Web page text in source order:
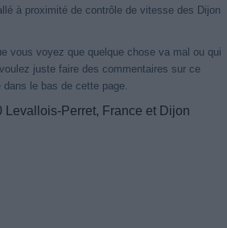
à proximité de contrôle de vitesse des Dijon
vous voyez que quelque chose va mal ou qui
juste faire des commentaires sur ce
le bas de cette page.
Levallois-Perret, France et Dijon